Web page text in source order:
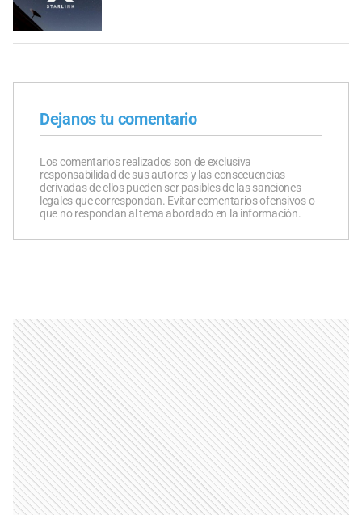
Dejanos tu comentario
Los comentarios realizados son de exclusiva
responsabilidad de sus autores y las consecuencias
derivadas de ellos pueden ser pasibles de las sanciones
legales que correspondan. Evitar comentarios ofensivos o
que no respondan al tema abordado en la información.